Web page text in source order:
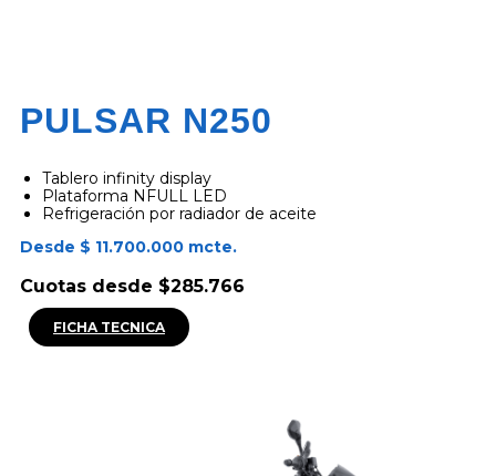
PULSAR N250
Tablero infinity display
Plataforma NFULL LED
Refrigeración por radiador de aceite
Desde $ 11.700.000 mcte.
Cuotas desde $285.766
FICHA TECNICA